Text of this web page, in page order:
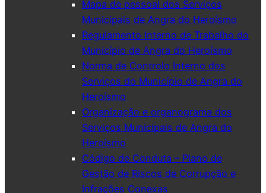
Mapa de pessoal dos Serviços
Municipais de Angra do Heroísmo
Regulamento Interno de Trabalho do
Município de Angra do Heroísmo
Norma de Controlo Interno dos
Serviços do Município de Angra do
Heroísmo
Organização e organograma dos
Serviços Municipais de Angra do
Heroísmo
Código de Conduta – Plano de
Gestão de Riscos de Corrupção e
Infrações Conexas